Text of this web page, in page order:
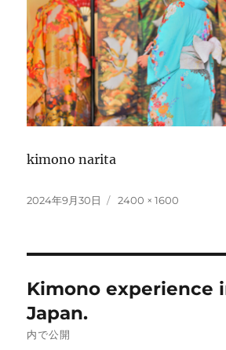
kimono narita
投
2024年9月30日
フ
2400 × 1600
稿
ナ
Kimono experience
Japan.
内で公開